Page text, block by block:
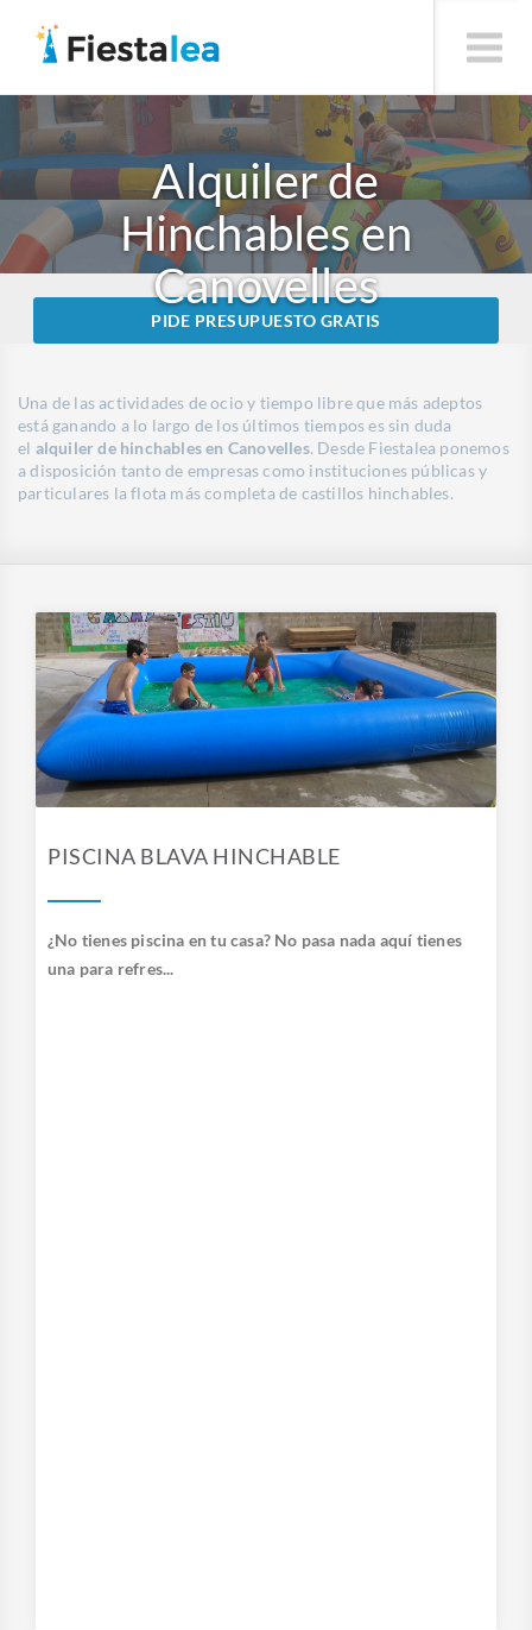
Alquiler de
Hinchables en
Canovelles
PIDE PRESUPUESTO GRATIS
Una de las actividades de ocio y tiempo libre que más adeptos
está ganando a lo largo de los últimos tiempos es sin duda
el alquiler de hinchables en Canovelles. Desde Fiestalea ponemos
a disposición tanto de empresas como instituciones públicas y
particulares la flota más completa de castillos hinchables.
PISCINA BLAVA HINCHABLE
¿No tienes piscina en tu casa? No pasa nada aquí tienes
una para refres...